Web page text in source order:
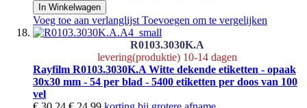
In Winkelwagen
Voeg toe aan verlanglijst Toevoegen om te vergelijken
R0103.3030K.A
levering(produktie) 10-14 dagen
Rayfilm R0103.3030K.A Witte dekende etiketten - opaak
30x30 mm - 54 per blad - 5400 etiketten per doos van 100
vel